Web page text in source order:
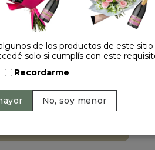
1 opinión +
tu opinión
LIRIOS TERRA
129.000
de los productos de este
solo si cumplís con este
Recordarme